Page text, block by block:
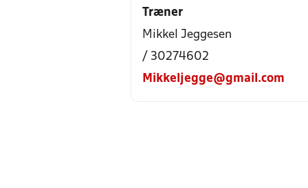
Træner
Mikkel Jeggesen
/ 30274602
Mikkeljegge@gmail.com